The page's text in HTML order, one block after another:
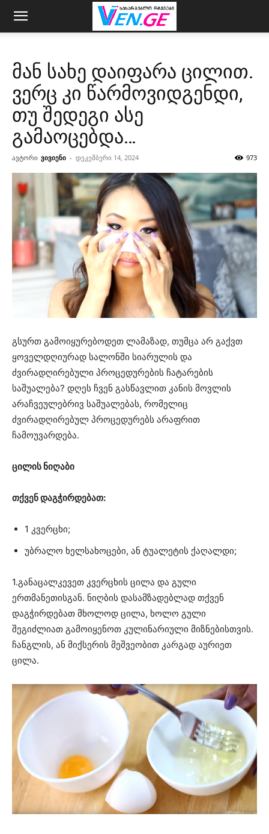
მან სახე დაიფარა ცილით.
ვერც კი წარმოვიდგენდი,
თუ შედეგი ასე
გამაოცებდა…
ავტორი ვივიენი - დეკემბერი 14, 2024 973
გსურთ გამოიყურებოდეთ ლამაზად, თუმცა არ გაქვთ
ყოველდღიურად სალონში სიარულის და
ძვირადღირებული პროცედურების ჩატარების
საშუალება? დღეს ჩვენ გასწავლით კანის მოვლის
არაჩვეულებრივ საშუალებას, რომელიც
ძვირადღირებულ პროცედურებს არაფრით
ჩამოუვარდება.
ცილის ნიღაბი
თქვენ დაგჭირდებათ:
1 კვერცხი;
უბრალო ხელსახოცები, ან ტუალეტის ქაღალდი;
1.განაცალკევეთ კვერცხის ცილა და გული
ერთმანეთისგან. ნიღბის დასამზადებლად თქვენ
დაგჭირდებათ მხოლოდ ცილა, ხოლო გული
შეგიძლიათ გამოიყენოთ კულინარიული მიზნებისთვის.
ჩანგლის, ან მიქსერის მეშვეობით კარგად აურიეთ
ცილა.